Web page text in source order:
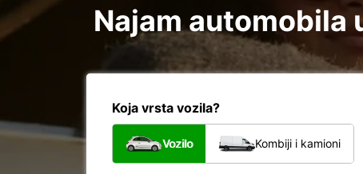
Najam automobila
Koja vrsta vozila?
Vozilo Kombiji i kamioni